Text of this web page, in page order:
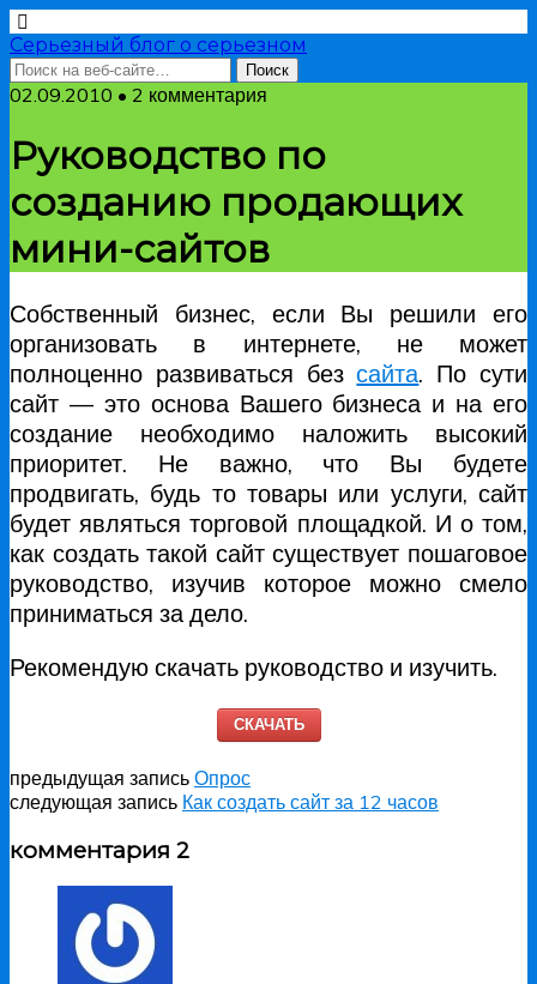
Серьезный блог о серьезном
02.09.2010 • 2 комментария
Руководство по
созданию продающих
мини-сайтов
Собственный бизнес, если Вы решили его
организовать в интернете, не может
полноценно развиваться безсайта. По сути
сайт — это основа Вашего бизнеса и на его
создание необходимо наложить высокий
приоритет. Не важно, что Вы будете
продвигать, будь то товары или услуги, сайт
будет являться торговой площадкой. И о том,
как создать такой сайт существует пошаговое
руководство, изучив которое можно смело
приниматься за дело.
Рекомендую скачать руководство и изучить.
СКАЧАТЬ
предыдущая запись Опрос
следующая запись Как создать сайт за 12 часов
комментария 2